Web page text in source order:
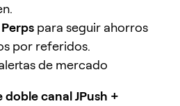
para seguir ahorros
por referidos.
de mercado
canal JPush +